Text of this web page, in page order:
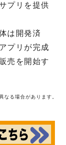
プリを提供
は開発済
プリが完成
売を開始す
なる場合があります。